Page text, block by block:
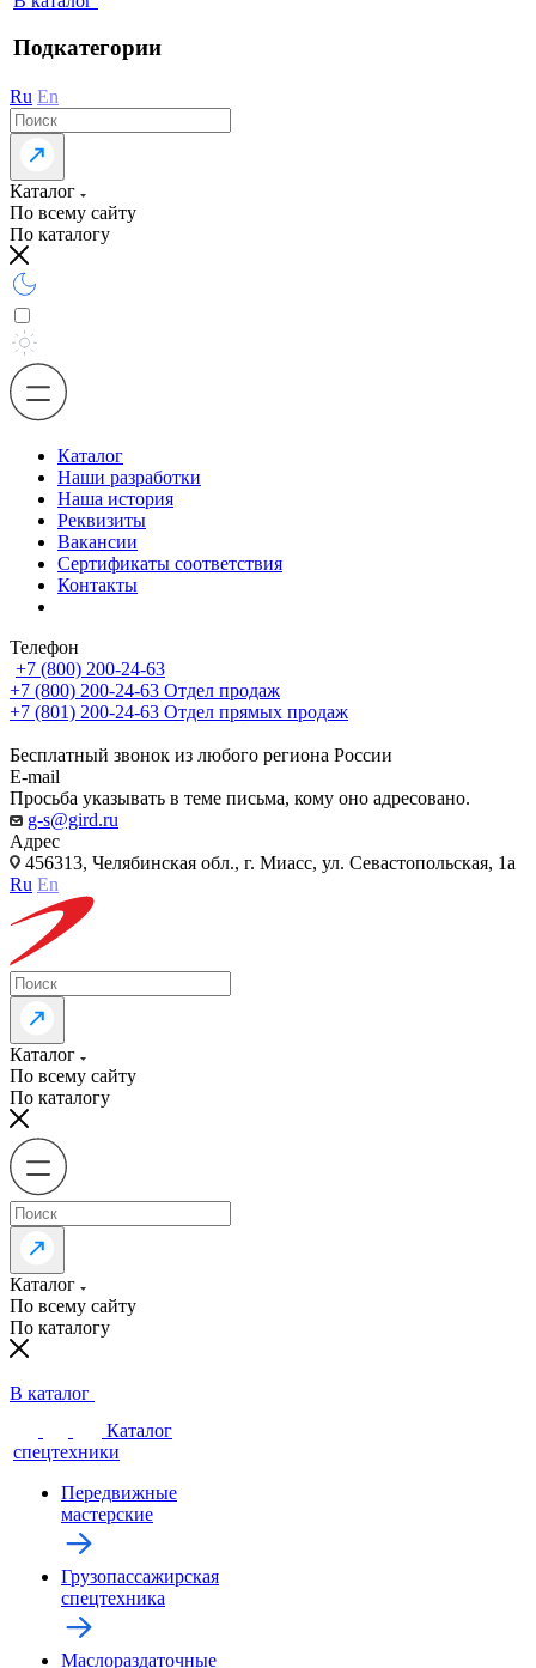
Подкатегории
Ru En
Каталог
По всему сайту
По каталогу
Каталог
Наши разработки
Наша история
Реквизиты
Вакансии
Сертификаты соответствия
Контакты
Телефон
+7 (800) 200-24-63
+7 (800) 200-24-63 Отдел продаж
+7 (801) 200-24-63 Отдел прямых продаж
Бесплатный звонок из любого региона России
E-mail
Просьба указывать в теме письма, кому оно адресовано.
g-s@gird.ru
Адрес
456313, Челябинская обл., г. Миасс, ул. Севастопольская, 1а
Ru En
Каталог
По всему сайту
По каталогу
Каталог
По всему сайту
По каталогу
В каталог
Каталог
спецтехники
Передвижные
мастерские
Грузопассажирская
спецтехника
Маслораздаточные